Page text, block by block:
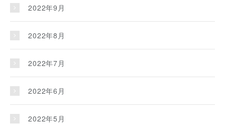
2022年9月
2022年8月
2022年7月
2022年6月
2022年5月